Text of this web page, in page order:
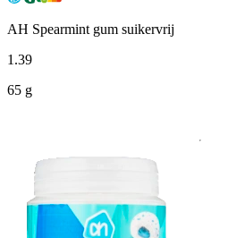
AH Spearmint gum suikervrij
1 .39
65 g